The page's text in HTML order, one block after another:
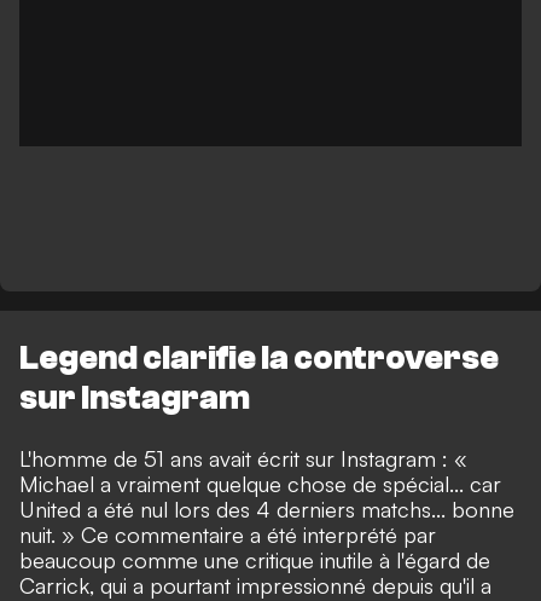
Legend clarifie la controverse
sur Instagram
L'homme de 51 ans avait écrit sur Instagram : «
Michael a vraiment quelque chose de spécial... car
United a été nul lors des 4 derniers matchs... bonne
nuit. » Ce commentaire a été interprété par
beaucoup comme une critique inutile à l'égard de
Carrick, qui a pourtant impressionné depuis qu'il a